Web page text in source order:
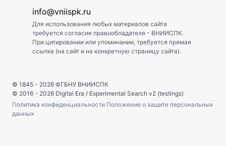
info@vniispk.ru
Для использования любых материалов сайта
требуется согласие правообладателя - ВНИИСПК.
При цитировании или упоминании, требуется прямая
ссылка (на сайт и на конкретную страницу сайта).
© 1845 - 2026 ФГБНУ ВНИИСПК
© 2016 - 2026 Digital Era / Experimental Search v2 (testings)
Политика конфиденциальности Положение о защите персональных
данных